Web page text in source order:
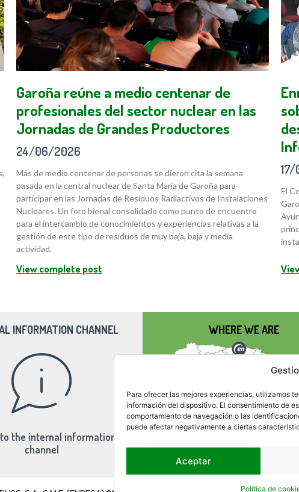
Para ofrecer las mejores experiencias, utilizamos
información del dispositivo. El consentimiento de
comportamiento de navegación o las
puede afectar negativamente a ciertas
Aceptar
Política de
Garoña reúne a medio centenar de
profesionales del sector nuclear en las
Jornadas de Grandes Productores
24/06/2026
Más de medio centenar de personas se dieron cita la semana
pasada en la central nuclear de Santa María de Garoña para
participar en las Jornadas de Residuos Radiactivos de Instalaciones
Nucleares. Un foro bienal consolidado como punto de encuentro
para el intercambio de conocimientos y experiencias relativas a la
gestión de este tipo de residuos de muy baja, baja y media
actividad.
View complete post
El
INFORMATION CHANNEL
the internal information
channel
WHERE WE ARE